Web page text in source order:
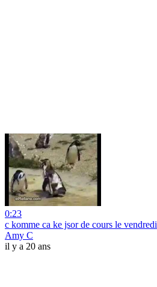
0:23
c komme ca ke jsor de cours le vendredi
Amy C
il y a 20 ans